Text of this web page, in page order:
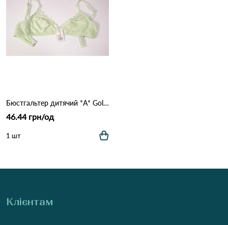
Бюстгальтер дитячий *A* Gold Lines 2096 15,2 Салатовий
46.44 грн/од
1 шт
Клієнтам